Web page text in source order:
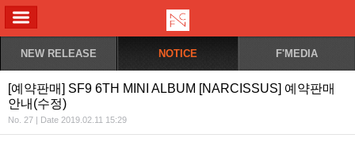
NEW RELEASE NOTICE F'MEDIA
[예약판매] SF9 6TH MINI ALBUM [NARCISSUS] 예약판매
안내(수정)
No. 27 | Date 2019.02.11 15:29